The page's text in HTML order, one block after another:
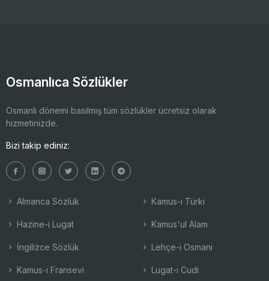
Osmanlıca Sözlükler
Osmanlı dönemi basılmış tüm sözlükler ücretsiz olarak
hizmetinizde.
Bizi takip ediniz:
Almanca Sözlük
Hazine-i Lugat
İngilizce Sözlük
Kamus-ı Fransevi
Kamus-ı Türki
Kamus'ul Alam
Lehçe-i Osmani
Lugat-ı Cudi